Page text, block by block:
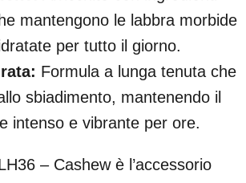
mantengono le labbra morbide
per tutto il giorno.
Formula a lunga tenuta che
sbiadimento, mantenendo il
intenso e vibrante per ore.
– Cashew è l’accessorio